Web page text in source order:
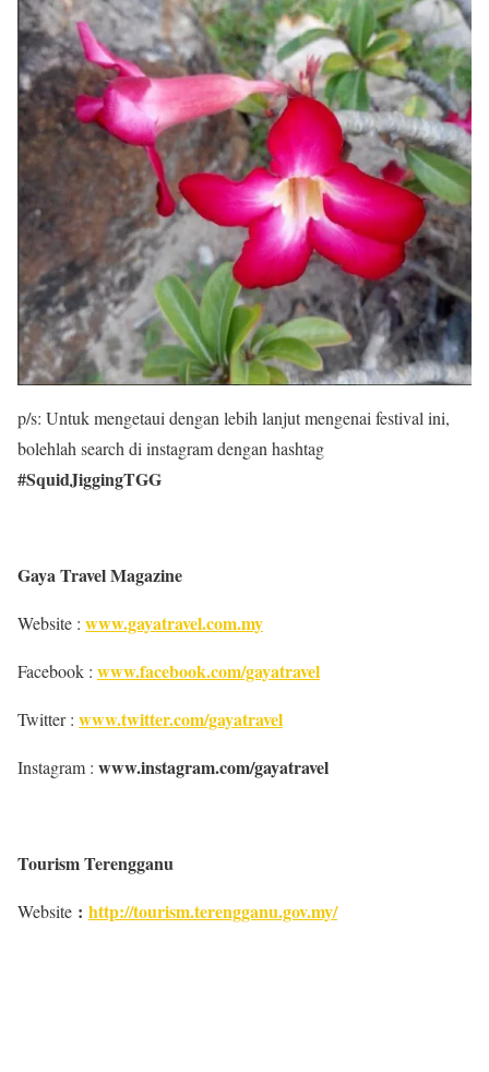
p/s: Untuk mengetaui dengan lebih lanjut mengenai festival ini,
bolehlah search di instagram dengan hashtag
#SquidJiggingTGG
Gaya Travel Magazine
Website : www.gayatravel.com.my
Facebook : www.facebook.com/gayatravel
Twitter : www.twitter.com/gayatravel
Instagram : www.instagram.com/gayatravel
Tourism Terengganu
Website : http://tourism.terengganu.gov.my/